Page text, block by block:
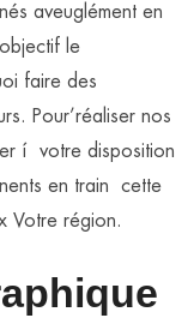
aveuglément en
le
faire des
Pour’réaliser nos
í votre disposition
en train cette
Votre région.